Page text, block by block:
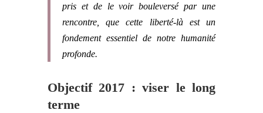
pris et de le voir bouleversé par une
rencontre, que cette liberté-là est un
fondement essentiel de notre humanité
profonde.
Objectif 2017 : viser le long
terme